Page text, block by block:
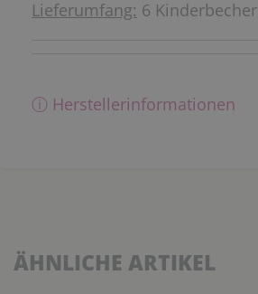
Lieferumfang: 6 Kinderbecher
ⓘ Herstellerinformationen
ÄHNLICHE ARTIKEL